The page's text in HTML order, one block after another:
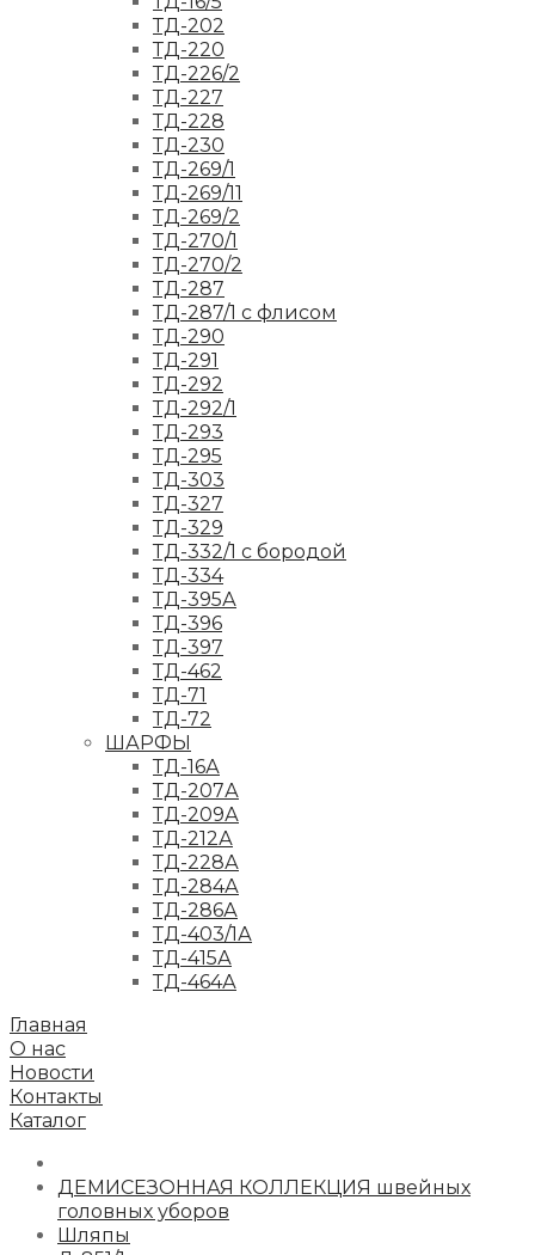
ТД-202
ТД-220
ТД-226/2
ТД-227
ТД-228
ТД-230
ТД-269/1
ТД-269/11
ТД-269/2
ТД-270/1
ТД-270/2
ТД-287
ТД-287/1 с флисом
ТД-290
ТД-291
ТД-292
ТД-292/1
ТД-293
ТД-295
ТД-303
ТД-327
ТД-329
ТД-332/1 с бородой
ТД-334
ТД-395А
ТД-396
ТД-397
ТД-462
ТД-71
ТД-72
ШАРФЫ
ТД-16А
ТД-207А
ТД-209А
ТД-212А
ТД-228А
ТД-284А
ТД-286А
ТД-403/1А
ТД-415А
ТД-464А
Главная
О нас
Новости
Контакты
Каталог
ДЕМИСЕЗОННАЯ КОЛЛЕКЦИЯ швейных
головных уборов
Шляпы